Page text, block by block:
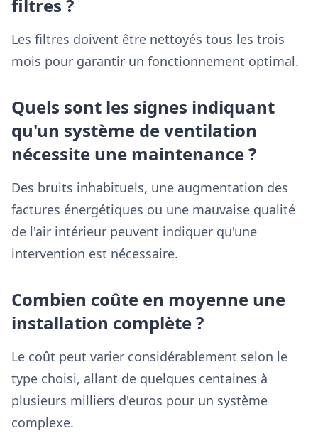
filtres ?
Les filtres doivent être nettoyés tous les trois
mois pour garantir un fonctionnement optimal.
Quels sont les signes indiquant
qu'un système de ventilation
nécessite une maintenance ?
Des bruits inhabituels, une augmentation des
factures énergétiques ou une mauvaise qualité
de l'air intérieur peuvent indiquer qu'une
intervention est nécessaire.
Combien coûte en moyenne une
installation complète ?
Le coût peut varier considérablement selon le
type choisi, allant de quelques centaines à
plusieurs milliers d'euros pour un système
complexe.